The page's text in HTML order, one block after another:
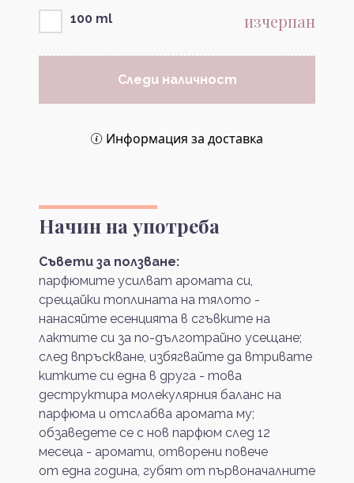
100 ml изчерпан
Следи наличност
Информация за доставка
Начин на употреба
Съвети за ползване:
парфюмите усилват аромата си,
срещайки топлината на тялото -
нанасяйте есенцията в сгъвките на
лактите си за по-дълготрайно усещане;
след впръскване, избягвайте да втривате
китките си една в друга - това
деструктира молекулярния баланс на
парфюма и отслабва аромата му;
обзаведете се с нов парфюм след 12
месеца - аромати, отворени повече
от една година, губят от първоначалните